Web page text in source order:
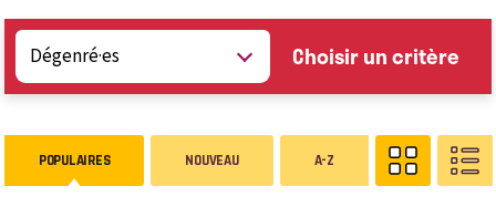
Choisir un critère
POPULAIRES NOUVEAU A-Z